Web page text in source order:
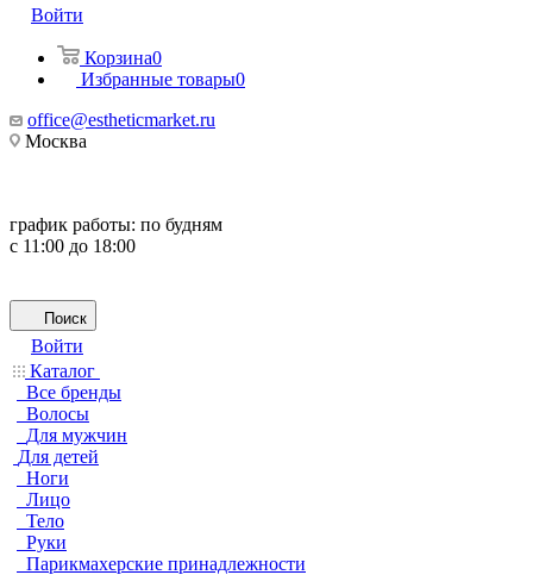
Войти
Корзина0
Избранные товары0
office@estheticmarket.ru
Москва
график работы: по будням
с 11:00 до 18:00
Поиск
Войти
Каталог
Все бренды
Волосы
Для мужчин
Для детей
Ноги
Лицо
Тело
Руки
Парикмахерские принадлежности